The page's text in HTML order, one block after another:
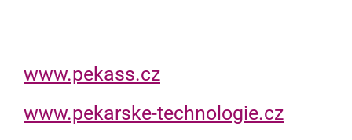
www.pekass.cz
www.pekarske-technologie.cz